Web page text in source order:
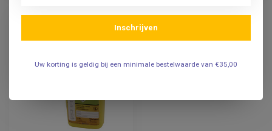
Inschrijven
Uw korting is geldig bij een minimale bestelwaarde van €35,00